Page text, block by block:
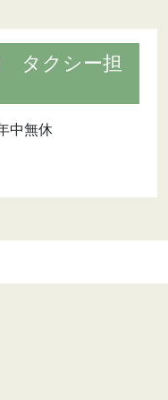
タクシー担
中無休